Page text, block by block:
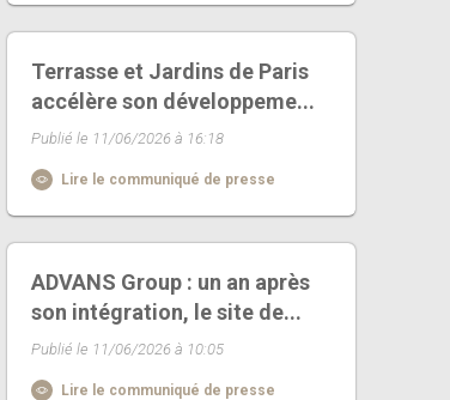
Terrasse et Jardins de Paris
accélère son développeme...
Publié le 11/06/2026 à 16:18
Lire le communiqué de presse
ADVANS Group : un an après
son intégration, le site de...
Publié le 11/06/2026 à 10:05
Lire le communiqué de presse